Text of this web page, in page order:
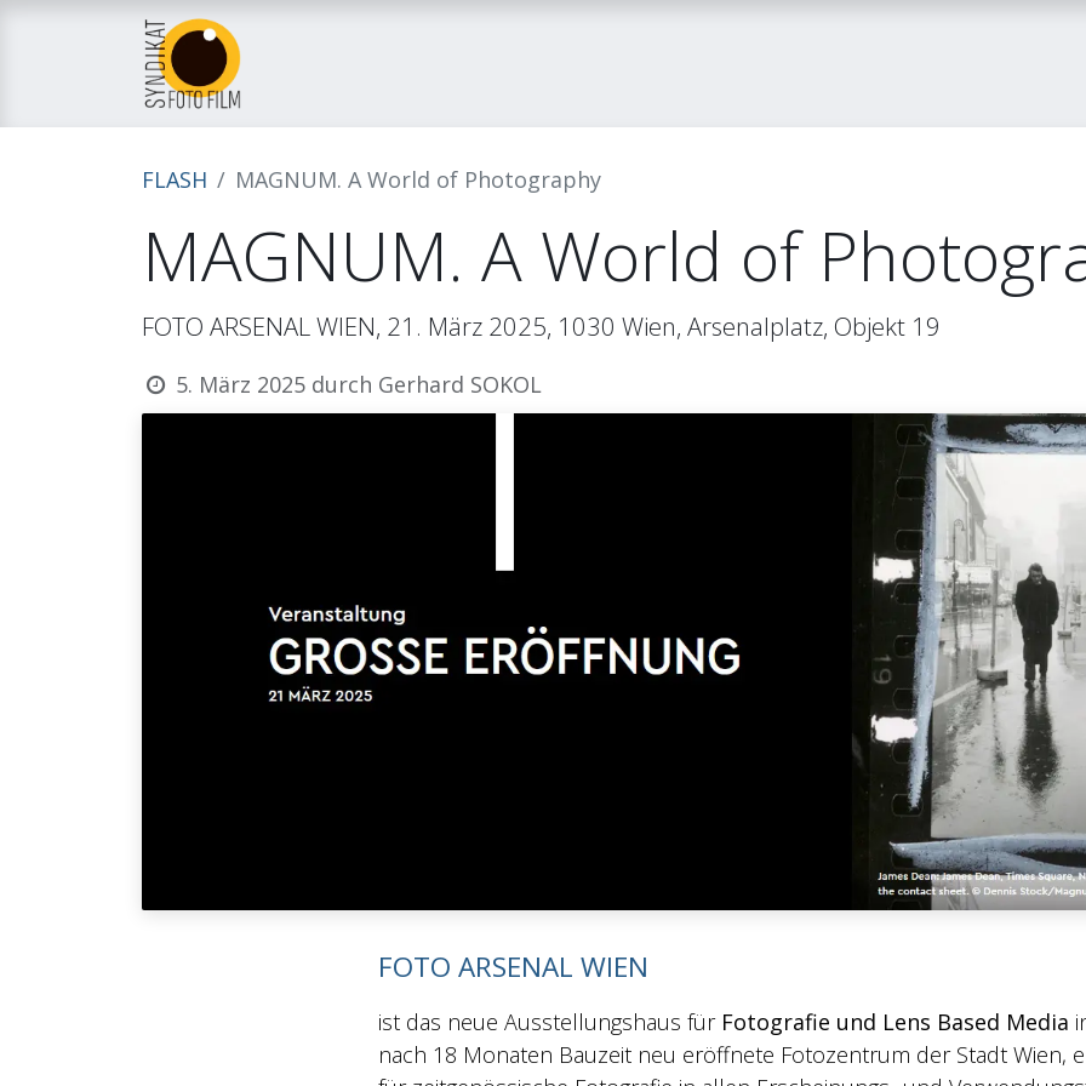
FLASH MAGNUM. A World of Photography
MAGNUM. A World of
FOTO ARSENAL WIEN, 21. März 2025, 1030 Wien, Arsenalplatz, Objekt 19
5. März 2025 durch Gerhard SOKOL
FOTO ARSENAL WIEN
ist das neue Ausstellungshaus für Fotografie und Lens Based Media
nach 18 Monaten Bauzeit neu eröffnete Fotozentrum der Stadt Wien,